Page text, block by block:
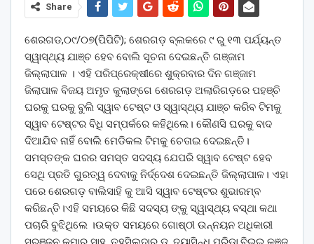
Share
ଶେରଗଡ,୦୯/୦୭(ପିପିଟି); ଶେରଗଡ଼ ବ୍ଲକରେ ୯ ରୁ ୧୩ ପର୍ଯ୍ୟନ୍ତ
ସ୍ୱାସ୍ଥ୍ୟ ଯାଞ୍ଚ ହେବ ବୋଲି ସୂଚନା ଦେଇଛନ୍ତି ଗଞ୍ଜାମ
ଜିଲ୍ଲାପାଳ । ଏହି ପରିପ୍ରେକ୍ଷୀରେ ଶୁକ୍ରବାର ଦିନ ଗଞ୍ଜାମ
ଜିଲାପାଳ ବିଜୟ ଅମୃତ କୁଲାଙ୍ଗେ ଶେରଗଡ଼ ଅଲାରିଗଡ଼ରେ ପହଞ୍ଚି
ଘରକୁ ଘରକୁ ବୁଲି ସ୍ୱାବ ଟେଷ୍ଟ ଓ ସ୍ୱାସ୍ଥ୍ୟ ଯାଞ୍ଚ କରିବ ଟିମକୁ
ସ୍ୱାବ ଟେଷ୍ଟର ବିଧି ସମ୍ପର୍କରେ କହିଥିଲେ। କୌଣସି ଘରକୁ ବାଦ
ଦିଆଯିବ ନାହିଁ ବୋଲି ମେଡିକଲ ଟିମକୁ ଚେତାଇ ଦେଇଛନ୍ତି।
ସମସ୍ତଙ୍କ ଘରର ସମସ୍ତ ସଦସ୍ୟ ଯେପରି ସ୍ୱାବ ଟେଷ୍ଟ ହେବ
ସେଥି ପ୍ରତି ଗୁରତ୍ୱ ଦେବାକୁ ନିର୍ଦ୍ଦେଶ ଦେଇଛନ୍ତି ଜିଲ୍ଲାପାଳ। ଏହା
ପରେ ଶେରଗଡ଼ ବାଲିସାହି କୁ ଆସି ସ୍ୱାବ ଟେଷ୍ଟର ଶୁଭାରମ୍ବ
କରିଛନ୍ତି।ଏହି ସମୟରେ କିଛି ସଦସ୍ୟ ଙ୍କୁ ସ୍ୱାସ୍ଥ୍ୟ ବସ୍ଥା କଥା
ପଚାରି ବୁଝିଥିଲେ ।ଉକ୍ତ ସମୟରେ ଗୋଷ୍ଠୀ ଉନ୍ନୟନ ଅଧିକାରୀ